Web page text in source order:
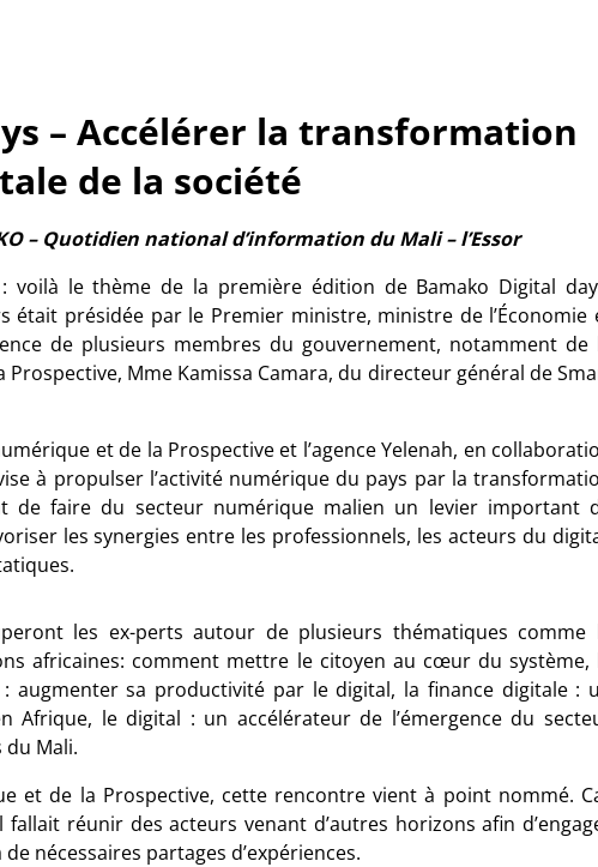
– Accélérer la transformation
de la société
– Quotidien national d’information du Mali – l’Essor
le thème de la première édition de Bamako Digital
était présidée par le Premier ministre, ministre de l’Économie
de plusieurs membres du gouvernement, notamment de
Mme Kamissa Camara, du directeur général de
et de la Prospective et l’agence Yelenah, en
à propulser l’activité numérique du pays par la
de faire du secteur numérique malien un levier important
les synergies entre les professionnels, les acteurs du
les ex-perts autour de plusieurs thématiques comme
africaines: comment mettre le citoyen au cœur du système,
sa productivité par le digital, la finance digitale :
Afrique, le digital : un accélérateur de l’émergence du
du Mali.
et de la Prospective, cette rencontre vient à point nommé.
réunir des acteurs venant d’autres horizons afin
nécessaires partages d’expériences.